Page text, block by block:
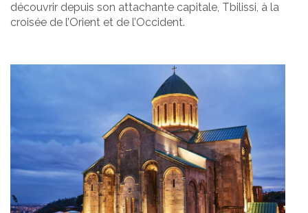
découvrir depuis son attachante capitale, Tbilissi, à la
croisée de l’Orient et de l’Occident.